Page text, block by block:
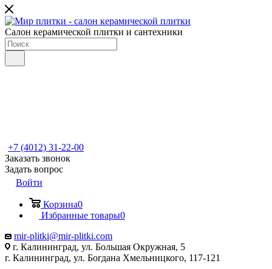
Салон керамической плитки и сантехники
+7 (4012) 31-22-00
Заказать звонок
Задать вопрос
Войти
Корзина0
Избранные товары0
mir-plitki@mir-plitki.com
г. Калининград, ул. Большая Окружная, 5
г. Калининград, ул. Богдана Хмельницкого, 117-121